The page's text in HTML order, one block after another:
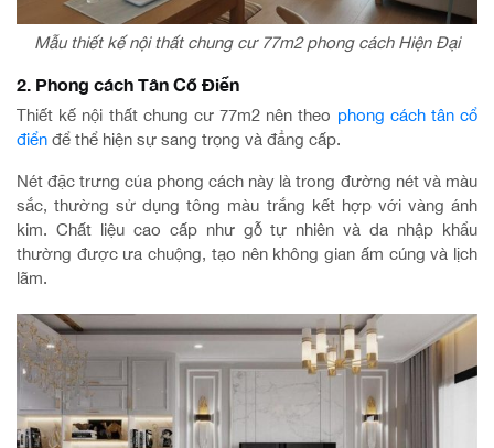
Mẫu thiết kế nội thất chung cư 77m2 phong cách Hiện Đại
2. Phong cách Tân Cổ Điển
Thiết kế nội thất chung cư 77m2 nên theo phong cách tân cổ
điển để thể hiện sự sang trọng và đẳng cấp.
Nét đặc trưng của phong cách này là trong đường nét và màu
sắc, thường sử dụng tông màu trắng kết hợp với vàng ánh
kim. Chất liệu cao cấp như gỗ tự nhiên và da nhập khẩu
thường được ưa chuộng, tạo nên không gian ấm cúng và lịch
lãm.